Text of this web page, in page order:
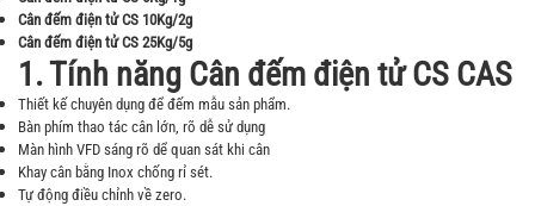
Cân đếm điện tử CS 10Kg/2g
Cân đếm điện tử CS 25Kg/5g
1. Tính năngCân đếm điện tử CS CAS
Thiết kế chuyên dụng để đếm mẫu sản phẩm.
Bàn phím thao tác cân lớn, rõ dễ sử dụng
Màn hình VFD sáng rõ dể quan sát khi cân
Khay cân bằng Inox chống rỉ sét.
Tự động điều chỉnh về zero.